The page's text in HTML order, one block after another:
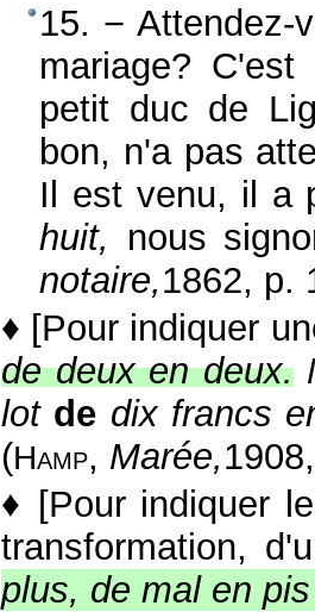
15. − Attendez-
mariage?
petit duc de
bon, n'a pas
Il est venu, il a
huit, nous
notaire,1862, p.
♦ [Pour indiquer
de deux en deux.
lot de dix francs
(Hamp, Marée,1908
♦ [Pour indiquer
transformation,
plus, de mal en pis